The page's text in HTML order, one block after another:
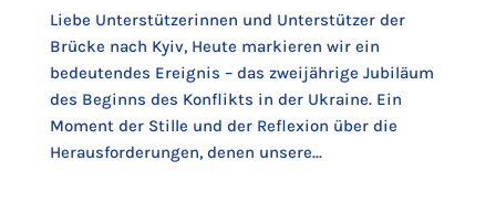
Liebe Unterstützerinnen und Unterstützer der
Brücke nach Kyiv, Heute markieren wir ein
bedeutendes Ereignis – das zweijährige Jubiläum
des Beginns des Konflikts in der Ukraine. Ein
Moment der Stille und der Reflexion über die
Herausforderungen, denen unsere...